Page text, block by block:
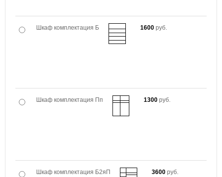
Шкаф комплектация Б 1600 руб.
Шкаф комплектация Пп 1300 руб.
Шкаф комплектация Б2яП 3600 руб.